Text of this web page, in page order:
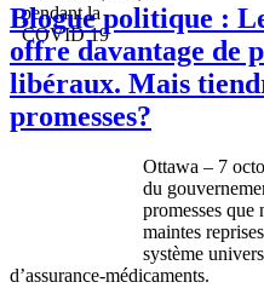
Blogue politique :
offre davantage de
libéraux. Mais
promesses?
Ottawa – 7
du
promesses que
maintes
système
d’assurance-médicaments.